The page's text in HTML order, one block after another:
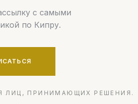
с самыми
по Кипру.
ПРИНИМАЮЩИХ РЕШЕНИЯ.